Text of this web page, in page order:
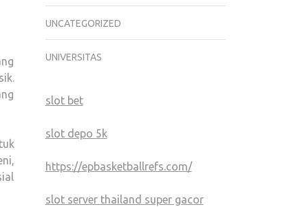
UNCATEGORIZED
UNIVERSITAS
slot bet
slot depo 5k
https://epbasketballrefs.com/
slot server thailand super gacor